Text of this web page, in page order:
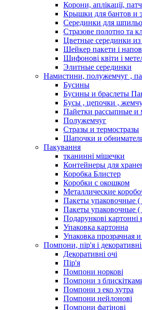
Корони, аплікації,
Крышки для бантов и
Серединки для
Стразове полотно та
Цветные серединки из
Шейкер пакети і
Шифонові квіти і
Элитные серединки
Намистини, полужемчуг ,
Бусины
Бусины и браслеты
Бусы , цепочки ,
Пайетки рассыпные и
Полужемчуг
Стразы и термостразы
Шапочки и
Пакування
тканинні мішечки
Контейнеры для
Коробка Блистер
Коробки с окошком
Металлические
Пакеты упаковочные (
Пакеты упаковочные
Подарункові картонні
Упаковка картонна
Упаковка прозрачная
Помпони, пір'я і декоративні
Декоративні очі
Пір'я
Помпони норкові
Помпони з
Помпони з еко хутра
Помпони нейлонові
Помпони фатінові